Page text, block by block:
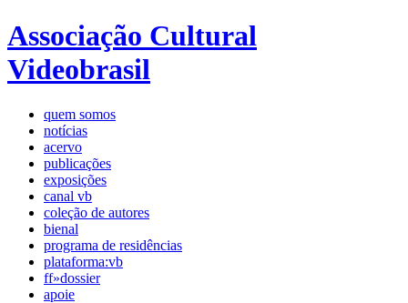
Associação Cultural
Videobrasil
quem somos
notícias
acervo
publicações
exposições
canal vb
coleção de autores
bienal
programa de residências
plataforma:vb
ff»dossier
apoie